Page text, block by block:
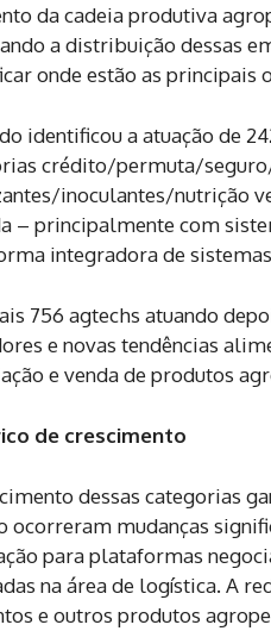
da cadeia produtiva
a distribuição dessas
onde estão as principais
identificou a atuação de
crédito/permuta/
inoculantes/nutrição
– principalmente com
integradora de
756 agtechs atuando
e novas tendências
e venda de produtos
de crescimento
dessas categorias
ocorreram mudanças
para plataformas
na área de logística. A
e outros produtos